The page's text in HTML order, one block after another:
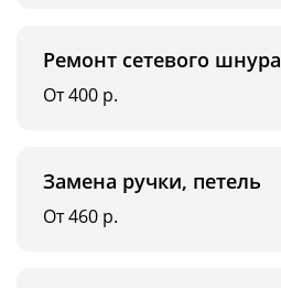
Ремонт сетевого шнура
От 400 р.
Замена ручки, петель
От 460 р.